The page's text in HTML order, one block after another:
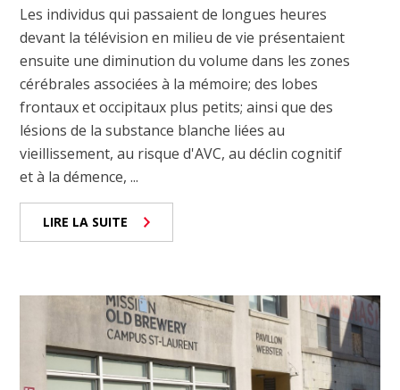
Les individus qui passaient de longues heures
devant la télévision en milieu de vie présentaient
ensuite une diminution du volume dans les zones
cérébrales associées à la mémoire; des lobes
frontaux et occipitaux plus petits; ainsi que des
lésions de la substance blanche liées au
vieillissement, au risque d'AVC, au déclin cognitif
et à la démence, ...
LIRE LA SUITE